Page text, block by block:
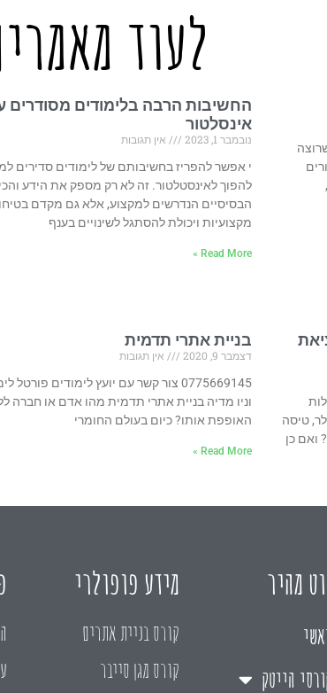
לעוד
החשיבות הרבה בלימודים מסודרים
אינסלטור
נובמבר 1, 2023
אין תגובות
י אפשר להפריז בחשיבותם של לימודים סדירים
להפוך לאינסטלטור. זה לא רק מספק את הידע
הבסיסיים הנדרשים למקצוע, אלא גם מקדם
מקצועיות ויכולת להסתגל לשינויים בענף
Read More »
ב40 דולר, טיסה לפראג ב24 דולר, טיסה
ואם כן
בניית אתרי תדמית
דצמבר 9, 2020
אין תגובות
0775669145 צור קשר עם יועץ לימודים פורטל
וניו מדיה בניית אתרי תדמית מהו אדם או חברה
האופפת אותו? כיום בעולם החומרי
Read More »
מהיר
הייטק
מידע פופולרי
קורס בניית אתרים
קורס מגן סייבר